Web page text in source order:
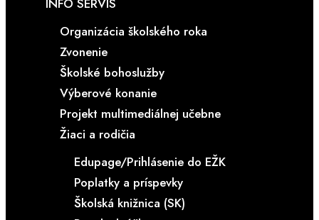
INFO SERVIS
Organizácia školského roka
Zvonenie
Školské bohoslužby
Výberové konanie
Projekt multimediálnej učebne
Žiaci a rodičia
Edupage/Prihlásenie do EŽK
Poplatky a príspevky
Školská knižnica (SK)